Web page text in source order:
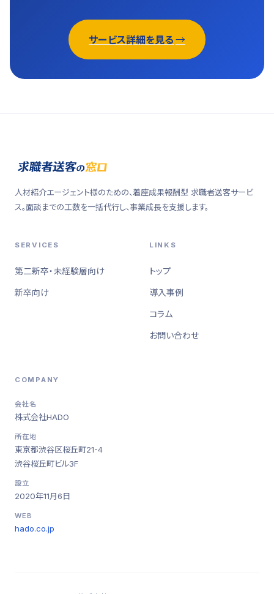
サービス詳細を見る
人材紹介エージェント様のための、着座成果報酬型 求職者送客サービ
ス。面談までの工数を一括代行し、事業成長を支援します。
SERVICES
第二新卒・未経験層向け
新卒向け
LINKS
トップ
導入事例
コラム
お問い合わせ
COMPANY
会社名
株式会社HADO
所在地
東京都渋谷区桜丘町21-4
渋谷桜丘町ビル3F
設立
2020年11月6日
WEB
hado.co.jp